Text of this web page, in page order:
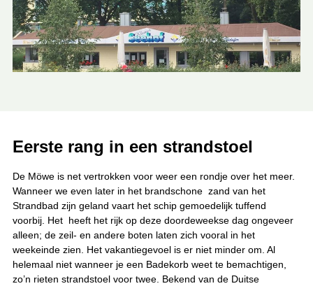
Eerste rang in een strandstoel
De Möwe is net vertrokken voor weer een rondje over het meer.
Wanneer we even later in het brandschone zand van het
Strandbad zijn geland vaart het schip gemoedelijk tuffend
voorbij. Het heeft het rijk op deze doordeweekse dag ongeveer
alleen; de zeil- en andere boten laten zich vooral in het
weekeinde zien. Het vakantiegevoel is er niet minder om. Al
helemaal niet wanneer je een Badekorb weet te bemachtigen,
zo’n rieten strandstoel voor twee. Bekend van de Duitse